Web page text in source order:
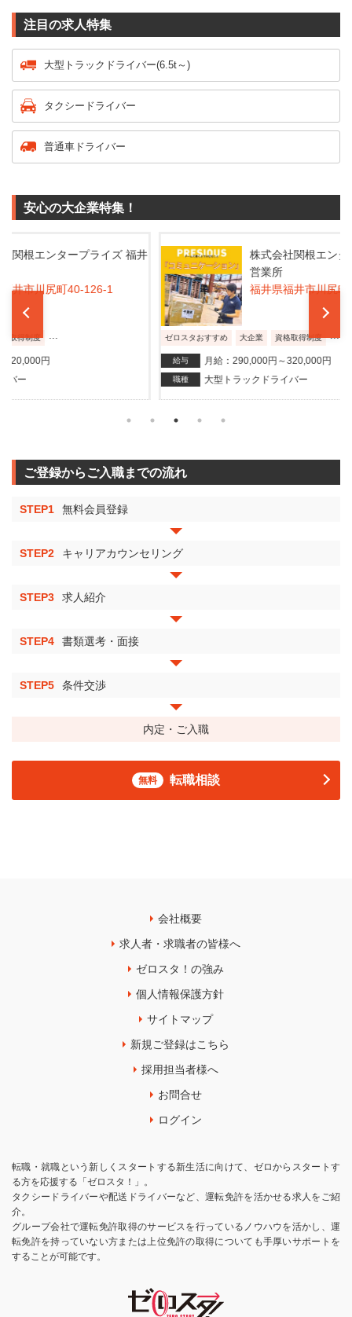
注目の求人特集
大型トラックドライバー(6.5t～)
タクシードライバー
普通車ドライバー
安心の大企業特集！
福井
株式会社関根エンタープライズ 福井
福井県福井市川尻町40-126-1
ゼロスタおすすめ 資格取得制度 ...
月給：290,000円～320,000円
大型トラックドライバー
ゼロス
ご登録からご入職までの流れ
STEP1 無料会員登録
STEP2 キャリアカウンセリング
STEP3 求人紹介
STEP4 書類選考・面接
STEP5 条件交渉
内定・ご入職
無料 転職相談
会社概要
求人者・求職者の皆様へ
ゼロスタ！の強み
個人情報保護方針
サイトマップ
新規ご登録はこちら
採用担当者様へ
お問合せ
ログイン
転職・就職という新しくスタートする新生活に向けて、ゼロからスタートす
る方を応援する「ゼロスタ！」。
タクシードライバーや配送ドライバーなど、運転免許を活かせる求人をご紹
介。
グループ会社で運転免許取得のサービスを行っているノウハウを活かし、運
転免許を持っていない方または上位免許の取得についても手厚いサポートを
することが可能です。